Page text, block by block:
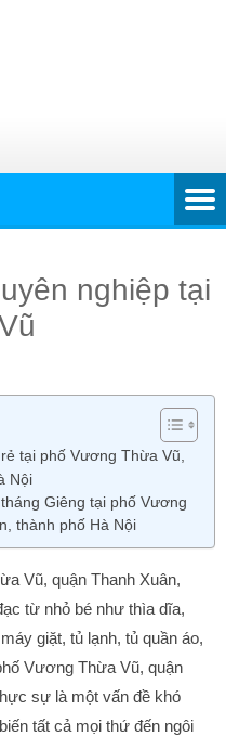
nghiệp tại
tại phố Vương Thừa Vũ,
Nội
Giêng tại phố Vương
thành phố Hà Nội
Vũ, quận Thanh Xuân,
từ nhỏ bé như thìa dĩa,
giặt, tủ lạnh, tủ quần áo,
Vương Thừa Vũ, quận
sự là một vấn đề khó
tất cả mọi thứ đến ngôi